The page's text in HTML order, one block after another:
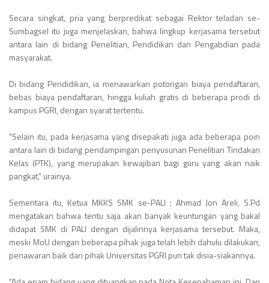
Secara singkat, pria yang berpredikat sebagai Rektor teladan se-
Sumbagsel itu juga menjelaskan, bahwa lingkup kerjasama tersebut
antara lain di bidang Penelitian, Pendidikan dan Pengabdian pada
masyarakat.
Di bidang Pendidikan, ia menawarkan potongan biaya pendaftaran,
bebas biaya pendaftaran, hingga kuliah gratis di beberapa prodi di
kampus PGRI, dengan syarat tertentu.
"Selain itu, pada kerjasama yang disepakati juga ada beberapa poin
antara lain di bidang pendampingan penyusunan Penelitian Tindakan
Kelas (PTK), yang merupakan kewajiban bagi guru yang akan naik
pangkat," urainya.
Sementara itu, Ketua MKKS SMK se-PALI ; Ahmad Jon Areli, S.Pd
mengatakan bahwa tentu saja akan banyak keuntungan yang bakal
didapat SMK di PALI dengan dijalinnya kerjasama tersebut. Maka,
meski MoU dengan beberapa pihak juga telah lebih dahulu dilakukan,
penawaran baik dari pihak Universitas PGRI pun tak disia-siakannya.